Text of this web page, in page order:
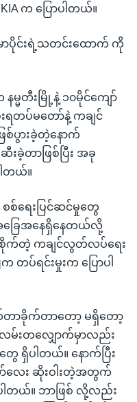
က ပြောပါတယ်။
ပိုင်းရဲ့သတင်းထောက် ကို
မ္မတီးမြို့နဲ့ ၁၀မိုင်ကျော်
ရတပ်မတော်နဲ့ ကချင်
ပွားခဲ့တဲ့နောက်
ခဲ့တာဖြစ်ပြီး အခု
တယ်။
စ်ရေးပြင်ဆင်မှုတွေ
အခြေအနေရှိနေတယ်လို့
ေစိုက်တဲ့ ကချင်လွတ်လပ်ရေး
တပ်ရင်းမှုးက ပြောပါ
တာခိုက်တာတော့ မရှိတော့
လမ်းတလျှောက်မှာလည်း
ေ ရှိပါတယ်။ နောက်ပြီး
လေး ဆိုးဝါးတဲ့အတွက်
ါတယ်။ ဘာဖြစ် လို့လည်း